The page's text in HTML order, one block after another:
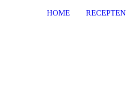
HOME RECEPTEN